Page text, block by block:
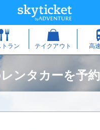
ンタカーを予約